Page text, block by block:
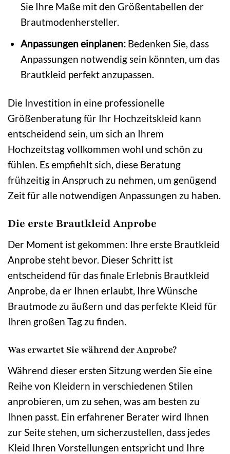
Sie Ihre Maße mit den Größentabellen der
Brautmodenhersteller.
Anpassungen einplanen:Bedenken Sie, dass
Anpassungen notwendig sein könnten, um das
Brautkleid perfekt anzupassen.
Die Investition in eine professionelle
Größenberatung für Ihr Hochzeitskleid kann
entscheidend sein, um sich an Ihrem
Hochzeitstag vollkommen wohl und schön zu
fühlen. Es empfiehlt sich, diese Beratung
frühzeitig in Anspruch zu nehmen, um genügend
Zeit für alle notwendigen Anpassungen zu haben.
Die erste Brautkleid Anprobe
Der Moment ist gekommen: Ihre erste Brautkleid
Anprobe steht bevor. Dieser Schritt ist
entscheidend für das finale Erlebnis Brautkleid
Anprobe, da er Ihnen erlaubt, Ihre Wünsche
Brautmode zu äußern und das perfekte Kleid für
Ihren großen Tag zu finden.
Was erwartet Sie während der Anprobe?
Während dieser ersten Sitzung werden Sie eine
Reihe von Kleidern in verschiedenen Stilen
anprobieren, um zu sehen, was am besten zu
Ihnen passt. Ein erfahrener Berater wird Ihnen
zur Seite stehen, um sicherzustellen, dass jedes
Kleid Ihren Vorstellungen entspricht und Ihre